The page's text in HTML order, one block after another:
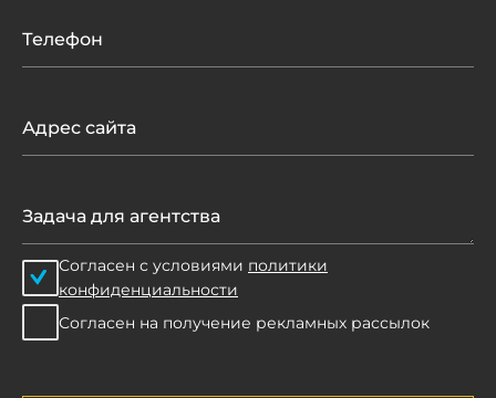
Согласен с условиями политики
конфиденциальности
Согласен на получение рекламных рассылок